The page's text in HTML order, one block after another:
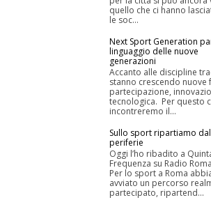
quello che ci hanno
le soc...
Next Sport Generation
linguaggio delle nuove
generazioni
Accanto alle discipline
stanno crescendo nuove
partecipazione,
tecnologica. Per questo
incontreremo il...
Sullo sport ripartiamo
periferie
Oggi l’ho ribadito a
Frequenza su Radio
Per lo sport a Roma
avviato un percorso
partecipato, ripartend...